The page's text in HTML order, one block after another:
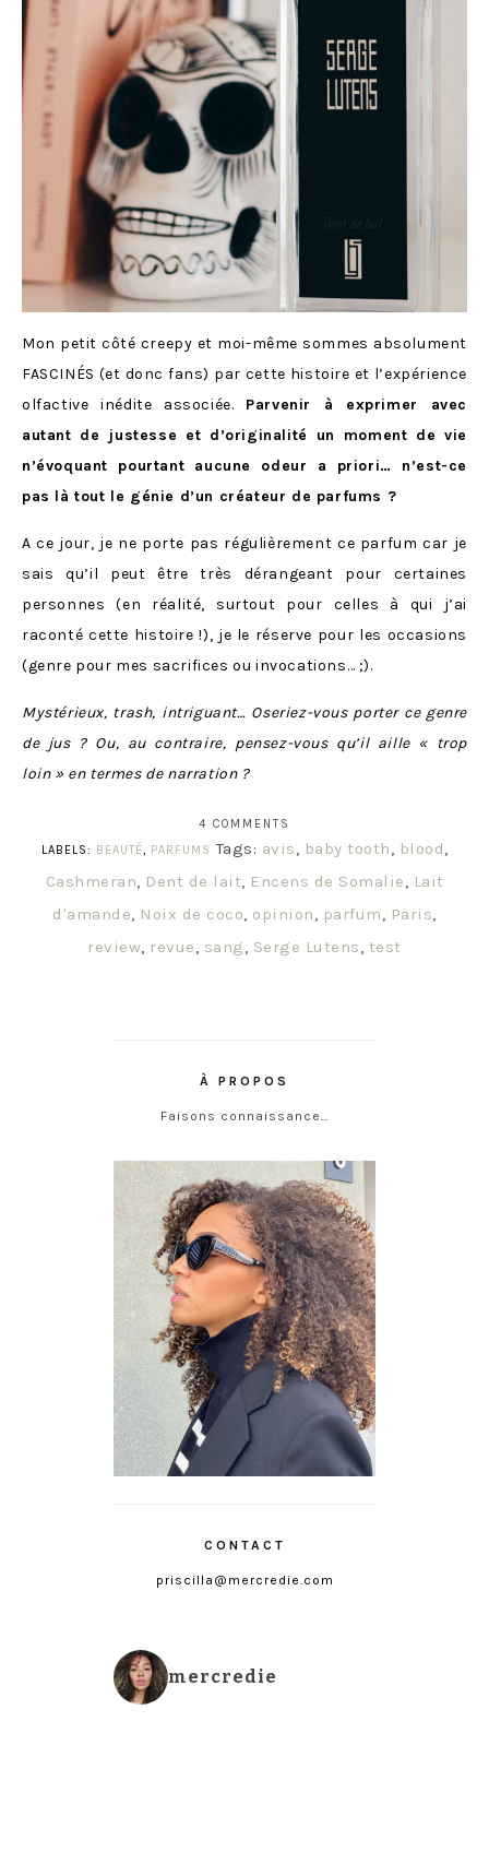
Mon petit côté creepy et moi-même sommes absolument
FASCINÉS (et donc fans) par cette histoire et l’expérience
olfactive inédite associée. Parvenir à exprimer avec
autant de justesse et d’originalité un moment de vie
n’évoquant pourtant aucune odeur a priori… n’est-ce
pas là tout le génie d’un créateur de parfums ?
A ce jour, je ne porte pas régulièrement ce parfum car je
sais qu’il peut être très dérangeant pour certaines
personnes (en réalité, surtout pour celles à qui j’ai
raconté cette histoire !), je le réserve pour les occasions
(genre pour mes sacrifices ou invocations… ;).
Mystérieux, trash, intriguant… Oseriez-vous porter ce genre
de jus ? Ou, au contraire, pensez-vous qu’il aille « trop
loin » en termes de narration ?
4 COMMENTS
LABELS:
BEAUTÉ, PARFUMS Tags: avis, baby tooth, blood,
Cashmeran, Dent de lait, Encens de Somalie, Lait
d'amande, Noix de coco, opinion, parfum, Paris,
review, revue, sang, Serge Lutens, test
À PROPOS
Faisons connaissance…
CONTACT
priscilla@mercredie.com
mercredie